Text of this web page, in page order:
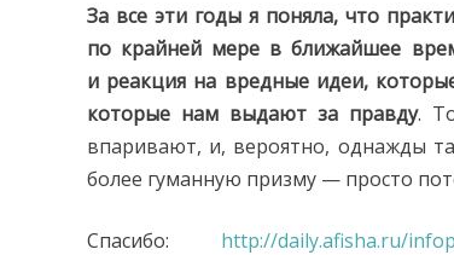
За все эти годы я поняла, что
по крайней мере в ближайшее
и реакция на вредные идеи,
которые нам выдают за правду.
впаривают, и, вероятно, однажды
более гуманную призму — просто
Спасибо: http://daily.afisha.ru/